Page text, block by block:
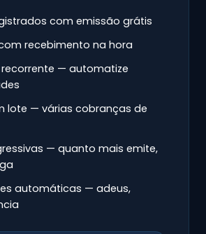
com emissão grátis
recebimento na hora
— automatize
lote — várias cobranças de
— quanto mais emite,
automáticas — adeus,